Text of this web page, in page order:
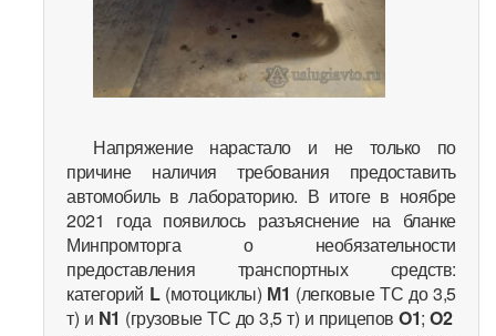
Напряжение нарастало и не только по
причине наличия требования предоставить
автомобиль в лабораторию. В итоге в ноябре
2021 года появилось разъяснение на бланке
Минпромторга о необязательности
предоставления транспортных средств:
категорий L (мотоциклы) М1 (легковые ТС до 3,5
т) и N1 (грузовые ТС до 3,5 т) и прицеповO1;O2